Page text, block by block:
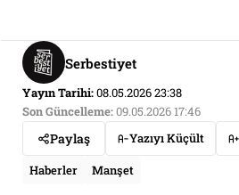
Serbestiyet
Yayın Tarihi:08.05.2026 23:38
Son Güncelleme:09.05.2026 17:46
Paylaş Yazıyı Küçült
Haberler
Manşet